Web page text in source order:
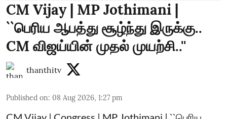
CM Vijay | MP Jothimani |
``பெரிய ஆபத்து சூழ்ந்து இருக்கு..
CM விஜய்யின் முதல் முயற்சி..''
thanthitv
Published on: 08 Aug 2026, 1:27 pm